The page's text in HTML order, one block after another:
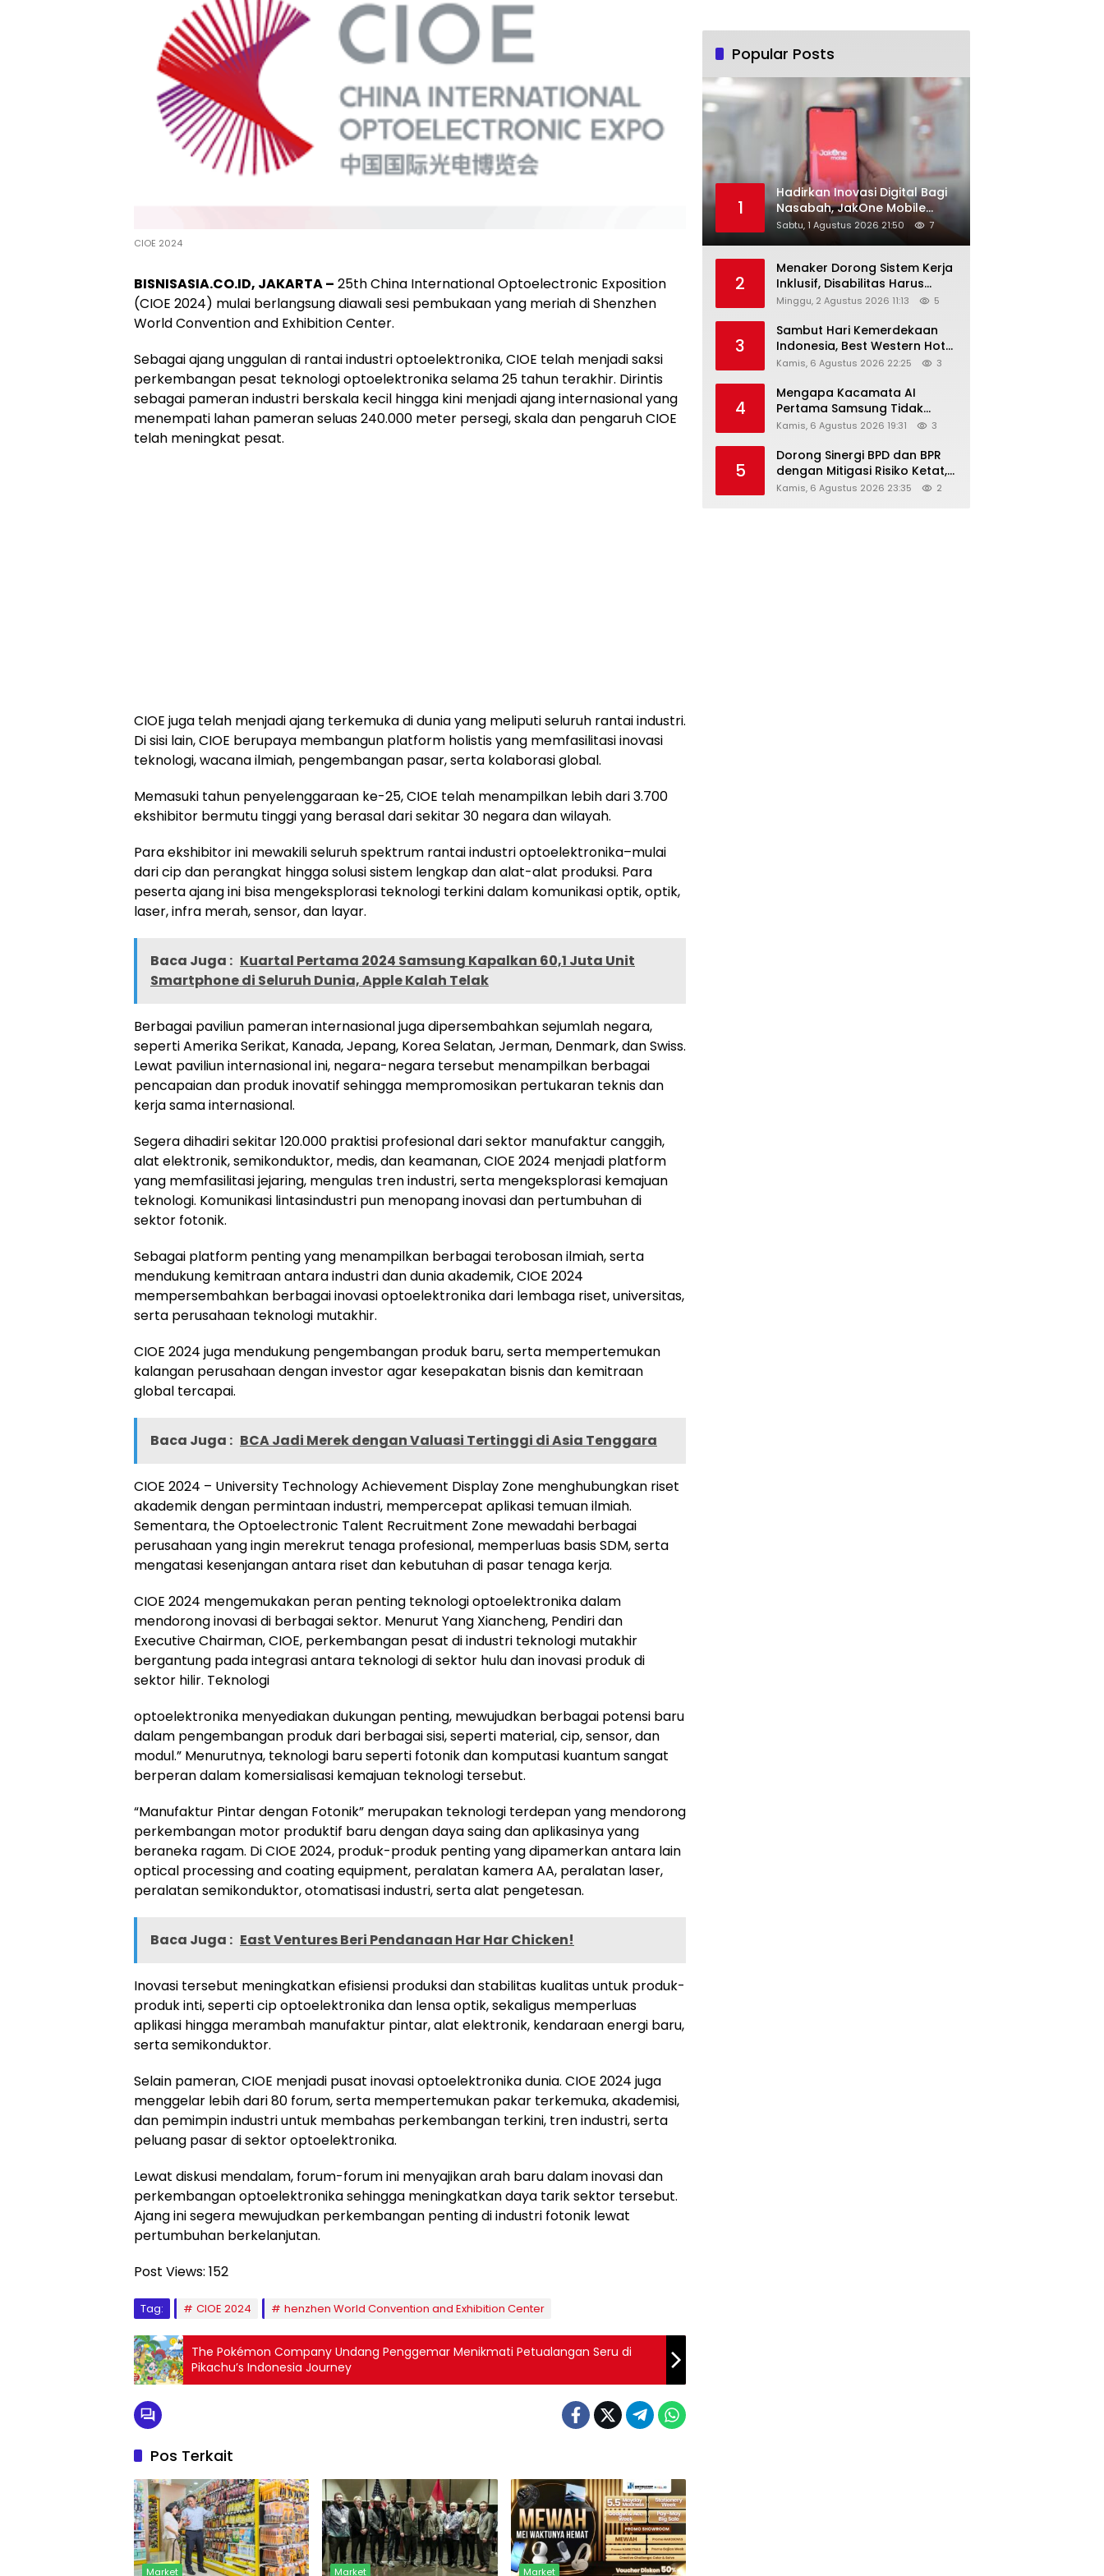
CIOE 2024
BISNISASIA.CO.ID, JAKARTA – 25th China International Optoelectronic Exposition
(CIOE 2024) mulai berlangsung diawali sesi pembukaan yang meriah di Shenzhen
World Convention and Exhibition Center.
Sebagai ajang unggulan di rantai industri optoelektronika, CIOE telah menjadi saksi
perkembangan pesat teknologi optoelektronika selama 25 tahun terakhir. Dirintis
sebagai pameran industri berskala kecil hingga kini menjadi ajang internasional yang
menempati lahan pameran seluas 240.000 meter persegi, skala dan pengaruh CIOE
telah meningkat pesat.
CIOE juga telah menjadi ajang terkemuka di dunia yang meliputi seluruh rantai industri.
Di sisi lain, CIOE berupaya membangun platform holistis yang memfasilitasi inovasi
teknologi, wacana ilmiah, pengembangan pasar, serta kolaborasi global.
Memasuki tahun penyelenggaraan ke-25, CIOE telah menampilkan lebih dari 3.700
ekshibitor bermutu tinggi yang berasal dari sekitar 30 negara dan wilayah.
Para ekshibitor ini mewakili seluruh spektrum rantai industri optoelektronika–mulai
dari cip dan perangkat hingga solusi sistem lengkap dan alat-alat produksi. Para
peserta ajang ini bisa mengeksplorasi teknologi terkini dalam komunikasi optik, optik,
laser, infra merah, sensor, dan layar.
Baca Juga : Kuartal Pertama 2024 Samsung Kapalkan 60,1 Juta Unit
Smartphone di Seluruh Dunia, Apple Kalah Telak
Berbagai paviliun pameran internasional juga dipersembahkan sejumlah negara,
seperti Amerika Serikat, Kanada, Jepang, Korea Selatan, Jerman, Denmark, dan Swiss.
Lewat paviliun internasional ini, negara-negara tersebut menampilkan berbagai
pencapaian dan produk inovatif sehingga mempromosikan pertukaran teknis dan
kerja sama internasional.
Segera dihadiri sekitar 120.000 praktisi profesional dari sektor manufaktur canggih,
alat elektronik, semikonduktor, medis, dan keamanan, CIOE 2024 menjadi platform
yang memfasilitasi jejaring, mengulas tren industri, serta mengeksplorasi kemajuan
teknologi. Komunikasi lintasindustri pun menopang inovasi dan pertumbuhan di
sektor fotonik.
Sebagai platform penting yang menampilkan berbagai terobosan ilmiah, serta
mendukung kemitraan antara industri dan dunia akademik, CIOE 2024
mempersembahkan berbagai inovasi optoelektronika dari lembaga riset, universitas,
serta perusahaan teknologi mutakhir.
CIOE 2024 juga mendukung pengembangan produk baru, serta mempertemukan
kalangan perusahaan dengan investor agar kesepakatan bisnis dan kemitraan
global tercapai.
Baca Juga : BCA Jadi Merek dengan Valuasi Tertinggi di Asia Tenggara
CIOE 2024 – University Technology Achievement Display Zone menghubungkan riset
akademik dengan permintaan industri, mempercepat aplikasi temuan ilmiah.
Sementara, the Optoelectronic Talent Recruitment Zone mewadahi berbagai
perusahaan yang ingin merekrut tenaga profesional, memperluas basis SDM, serta
mengatasi kesenjangan antara riset dan kebutuhan di pasar tenaga kerja.
CIOE 2024 mengemukakan peran penting teknologi optoelektronika dalam
mendorong inovasi di berbagai sektor. Menurut Yang Xiancheng, Pendiri dan
Executive Chairman, CIOE, perkembangan pesat di industri teknologi mutakhir
bergantung pada integrasi antara teknologi di sektor hulu dan inovasi produk di
sektor hilir. Teknologi
optoelektronika menyediakan dukungan penting, mewujudkan berbagai potensi baru
dalam pengembangan produk dari berbagai sisi, seperti material, cip, sensor, dan
modul.” Menurutnya, teknologi baru seperti fotonik dan komputasi kuantum sangat
berperan dalam komersialisasi kemajuan teknologi tersebut.
“Manufaktur Pintar dengan Fotonik” merupakan teknologi terdepan yang mendorong
perkembangan motor produktif baru dengan daya saing dan aplikasinya yang
beraneka ragam. Di CIOE 2024, produk-produk penting yang dipamerkan antara lain
optical processing and coating equipment, peralatan kamera AA, peralatan laser,
peralatan semikonduktor, otomatisasi industri, serta alat pengetesan.
Baca Juga : East Ventures Beri Pendanaan Har Har Chicken!
Inovasi tersebut meningkatkan efisiensi produksi dan stabilitas kualitas untuk produk-
produk inti, seperti cip optoelektronika dan lensa optik, sekaligus memperluas
aplikasi hingga merambah manufaktur pintar, alat elektronik, kendaraan energi baru,
serta semikonduktor.
Selain pameran, CIOE menjadi pusat inovasi optoelektronika dunia. CIOE 2024 juga
menggelar lebih dari 80 forum, serta mempertemukan pakar terkemuka, akademisi,
dan pemimpin industri untuk membahas perkembangan terkini, tren industri, serta
peluang pasar di sektor optoelektronika.
Lewat diskusi mendalam, forum-forum ini menyajikan arah baru dalam inovasi dan
perkembangan optoelektronika sehingga meningkatkan daya tarik sektor tersebut.
Ajang ini segera mewujudkan perkembangan penting di industri fotonik lewat
pertumbuhan berkelanjutan.
Post Views: 152
Tag: CIOE 2024 henzhen World Convention and Exhibition Center
The Pokémon Company Undang Penggemar Menikmati Petualangan Seru di
Pikachu’s Indonesia Journey
Pos Terkait
Market Market Market
Popular Posts
1
Hadirkan Inovasi Digital Bagi
Nasabah, JakOne Mobile
Antar Bank Jakarta Sukses
Raih Digital Excellence
Sabtu, 1 Agustus 2026 21:50 7
2
Menaker Dorong Sistem Kerja
Inklusif, Disabilitas Harus
Dapat Kesempatan Setara
Minggu, 2 Agustus 2026 11:13 5
3
Sambut Hari Kemerdekaan
Indonesia, Best Western Hotel
Hadirkan The Freedom Stay
Kamis, 6 Agustus 2026 22:25 3
4
Mengapa Kacamata AI
Pertama Samsung Tidak
Dibekali Layar?
Kamis, 6 Agustus 2026 19:31 3
5
Dorong Sinergi BPD dan BPR
dengan Mitigasi Risiko Ketat,
Ini Penjelasan Ketum
Kamis, 6 Agustus 2026 23:35 2